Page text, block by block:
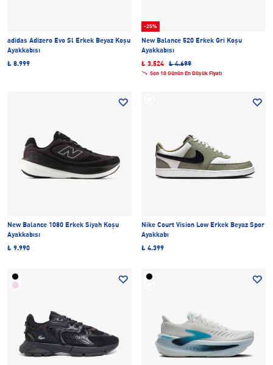
adidas Adizero Evo Sl Erkek Beyaz Koşu
Ayakkabısı
₺ 8.999
-25%
New Balance 520 Erkek Gri Koşu
Ayakkabısı
₺ 3.524
₺ 4.699
Son 10 Günün En Düşük Fiyatı
New Balance 1080 Erkek Siyah Koşu
Ayakkabısı
₺ 9.990
Nike Court Vision Low Erkek Beyaz Spor
Ayakkabı
₺ 4.399